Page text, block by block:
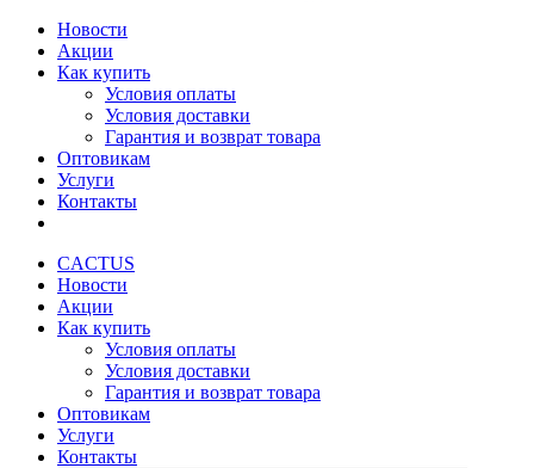
Новости
Акции
Как купить
Условия оплаты
Условия доставки
Гарантия и возврат товара
Оптовикам
Услуги
Контакты
CACTUS
Новости
Акции
Как купить
Условия оплаты
Условия доставки
Гарантия и возврат товара
Оптовикам
Услуги
Контакты